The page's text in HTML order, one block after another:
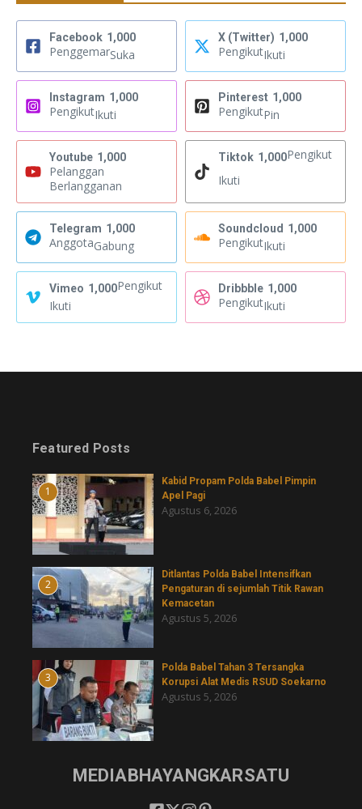
Facebook 1,000
PenggemarSuka
X (Twitter) 1,000
PengikutIkuti
Instagram 1,000
PengikutIkuti
Pinterest 1,000
PengikutPin
Youtube 1,000
Pelanggan
Berlangganan
Tiktok 1,000Pengikut
Ikuti
Telegram 1,000
AnggotaGabung
Soundcloud 1,000
PengikutIkuti
Vimeo 1,000Pengikut
Ikuti
Dribbble 1,000
PengikutIkuti
Featured Posts
1
Kabid Propam Polda Babel Pimpin
Apel Pagi
Agustus 6, 2026
2
Ditlantas Polda Babel Intensifkan
Pengaturan di sejumlah Titik Rawan
Kemacetan
Agustus 5, 2026
3
Polda Babel Tahan 3 Tersangka
Korupsi Alat Medis RSUD Soekarno
Agustus 5, 2026
MEDIABHAYANGKARSATU